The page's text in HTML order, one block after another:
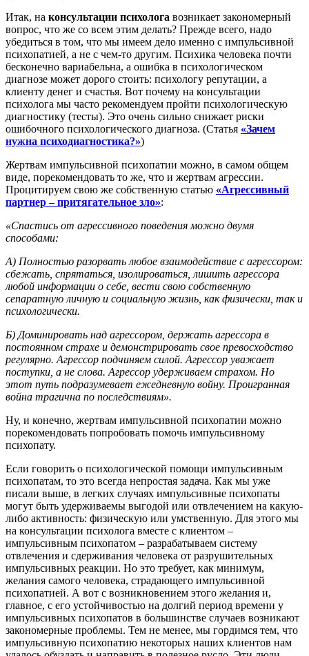
Итак, на консультации психолога возникает закономерный
вопрос, что же со всем этим делать? Прежде всего, надо
убедиться в том, что мы имеем дело именно с импульсивной
психопатией, а не с чем-то другим. Психика человека почти
бесконечно вариабельна, а ошибка в психологическом
диагнозе может дорого стоить: психологу репутации, а
клиенту денег и счастья. Вот почему на консультации
психолога мы часто рекомендуем пройти психологическую
диагностику (тесты). Это очень сильно снижает риски
ошибочного психологического диагноза. (Статья «Зачем
нужна психодиагностика?»)
Жертвам импульсивной психопатии можно, в самом общем
виде, порекомендовать то же, что и жертвам агрессии.
Процитируем свою же собственную статью «Агрессивный
партнер – притягательное зло»:
«Спастись от агрессивного поведения можно двумя
способами:
А) Полностью разорвать любое взаимодействие с агрессором:
сбежать, спрятаться, изолироваться, лишить агрессора
любой информации о себе, вести свою собственную
сепаратную личную и социальную жизнь, как физически, так и
психологически.
Б) Доминировать над агрессором, держать агрессора в
постоянном страхе и демонстрировать свое превосходство
регулярно. Агрессор подчиняем силой. Агрессор уважает
поступки, а не слова. Агрессор удерживаем страхом. Но
этот путь подразумевает ежедневную войну. Проигранная
война трагична по последствиям».
Ну, и конечно, жертвам импульсивной психопатии можно
порекомендовать попробовать помочь импульсивному
психопату.
Если говорить о психологической помощи импульсивным
психопатам, то это всегда непростая задача. Как мы уже
писали выше, в легких случаях импульсивные психопаты
могут быть удерживаемы выгодой или отвлечением на какую-
либо активность: физическую или умственную. Для этого мы
на консультации психолога вместе с клиентом –
импульсивным психопатом – разрабатываем систему
отвлечения и сдерживания человека от разрушительных
импульсивных реакции. Но это требует, как минимум,
желания самого человека, страдающего импульсивной
психопатией. А вот с возникновением этого желания и,
главное, с его устойчивостью на долгий период времени у
импульсивных психопатов в большинстве случаев возникают
закономерные проблемы. Тем не менее, мы гордимся тем, что
импульсивную психопатию некоторых наших клиентов нам